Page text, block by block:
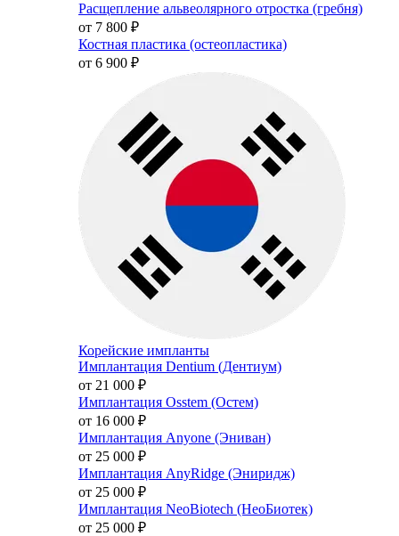
Расщепление альвеолярного отростка (гребня)
от 7 800 ₽
Костная пластика (остеопластика)
от 6 900 ₽
Корейские импланты
Имплантация Dentium (Дентиум)
от 21 000 ₽
Имплантация Osstem (Остем)
от 16 000 ₽
Имплантация Anyone (Эниван)
от 25 000 ₽
Имплантация AnyRidge (Эниридж)
от 25 000 ₽
Имплантация NeoBiotech (НеоБиотек)
от 25 000 ₽